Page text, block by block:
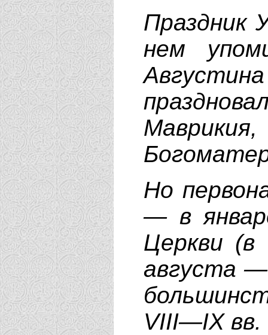
Праздник
нем
Но
— в
Церкви (в
августа —
VIII—IX вв.